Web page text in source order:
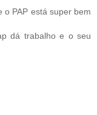
o PAP está super bem
dá trabalho e o seu